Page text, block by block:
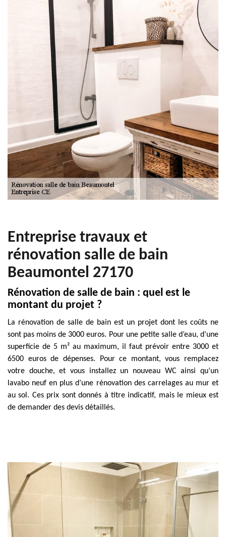
Entreprise travaux et
rénovation salle de bain
Beaumontel 27170
Rénovation de salle de bain : quel est le
montant du projet ?
La rénovation de salle de bain est un projet dont les coûts ne
sont pas moins de 3000 euros. Pour une petite salle d’eau, d’une
superficie de 5 m² au maximum, il faut prévoir entre 3000 et
6500 euros de dépenses. Pour ce montant, vous remplacez
votre douche, et vous installez un nouveau WC ainsi qu’un
lavabo neuf en plus d’une rénovation des carrelages au mur et
au sol. Ces prix sont donnés à titre indicatif, mais le mieux est
de demander des devis détaillés.